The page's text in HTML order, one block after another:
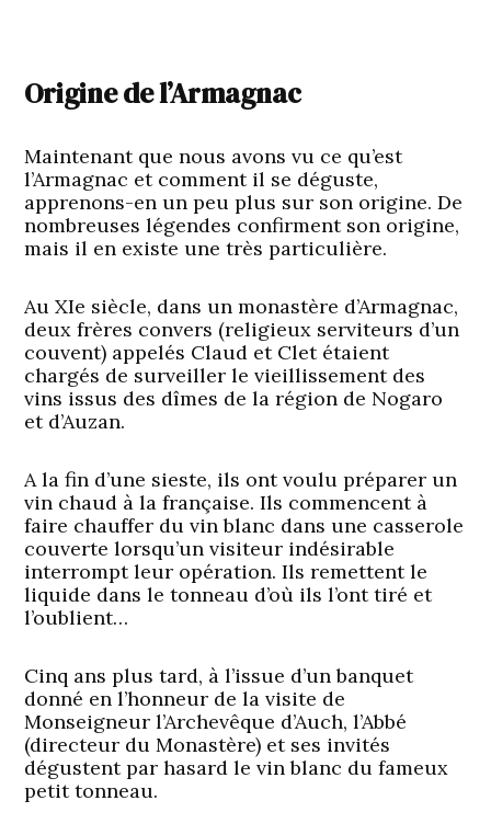
Origine de l’Armagnac
Maintenant que nous avons vu ce qu’est
l’Armagnac et comment il se déguste,
apprenons-en un peu plus sur son origine. De
nombreuses légendes confirment son origine,
mais il en existe une très particulière.
Au XIe siècle, dans un monastère d’Armagnac,
deux frères convers (religieux serviteurs d’un
couvent) appelés Claud et Clet étaient
chargés de surveiller le vieillissement des
vins issus des dîmes de la région de Nogaro
et d’Auzan.
A la fin d’une sieste, ils ont voulu préparer un
vin chaud à la française. Ils commencent à
faire chauffer du vin blanc dans une casserole
couverte lorsqu’un visiteur indésirable
interrompt leur opération. Ils remettent le
liquide dans le tonneau d’où ils l’ont tiré et
l’oublient…
Cinq ans plus tard, à l’issue d’un banquet
donné en l’honneur de la visite de
Monseigneur l’Archevêque d’Auch, l’Abbé
(directeur du Monastère) et ses invités
dégustent par hasard le vin blanc du fameux
petit tonneau.